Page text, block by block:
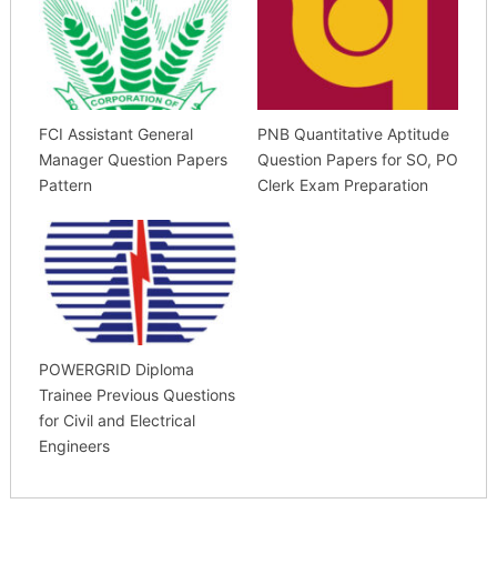
FCI Assistant General
Manager Question Papers
Pattern
PNB Quantitative Aptitude
Question Papers for SO, PO
Clerk Exam Preparation
POWERGRID Diploma
Trainee Previous Questions
for Civil and Electrical
Engineers